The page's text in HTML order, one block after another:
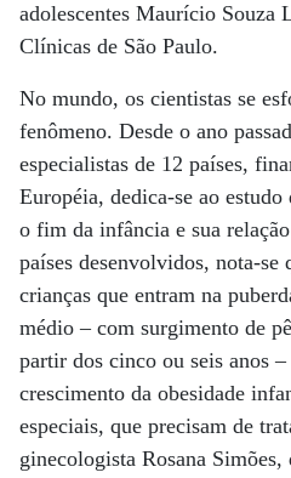
adolescentes Maurício Souza
Clínicas de São Paulo.
No mundo, os cientistas se
fenômeno. Desde o ano
especialistas de 12 países,
Européia, dedica-se ao
o fim da infância e sua
países desenvolvidos, nota-se
crianças que entram na
médio – com surgimento de
partir dos cinco ou seis anos
crescimento da obesidade
especiais, que precisam de
ginecologista Rosana